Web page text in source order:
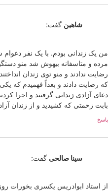
شاهین گفت:
من یک زندانی بودم. با یک نفر
مرده و متاسفانه بیهوش شد منو
رضایت ندادند و منو توی زندان
که رضایت دادند و بعداً فهمیدم که
دعای آزادی زندانی گرفتند و اجرا
بابت زحمتی که کشیدید و از زندان
پاسخ
سینا صالحی گفت:
از استاد ابوادریس یکسری